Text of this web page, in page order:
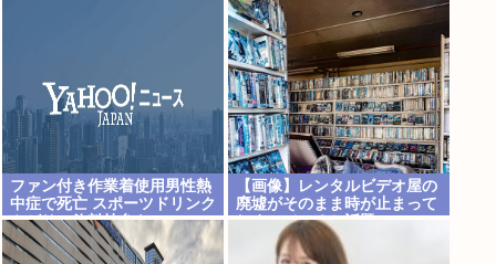
ファン付き作業着使用男性熱
中症で死亡 スポーツドリンク
やゼリー飲料持参も
【画像】レンタルビデオ屋の
廃墟がそのまま時が止まって
しまっていると話題に